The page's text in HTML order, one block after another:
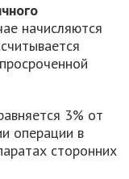
начисляются
3% от
операции в
сторонних